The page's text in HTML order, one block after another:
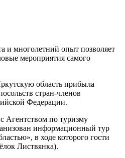
и многолетний опыт позволяет
мероприятия самого
область прибыла
стран-членов
Федерации.
Агентством по туризму
информационный тур
в ходе которого гости
Листвянка).